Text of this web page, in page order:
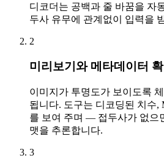
디코더는 공백과 줄 바꿈을 자
두사 유무에 관계없이 입력을
2
미리보기와 메타데이터
이미지가 투명도가 보이도록
됩니다. 도구는 디코딩된 치수,
를 보여 주며 — 접두사가 없으
맷을 추론합니다.
3